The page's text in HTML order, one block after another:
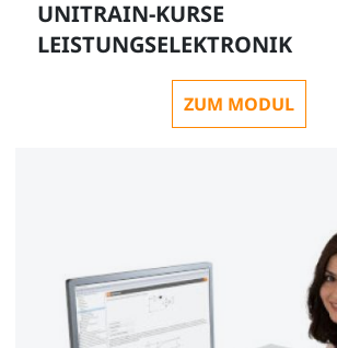
UNITRAIN-KURSE
LEISTUNGSELEKTRONIK
ZUM MODUL